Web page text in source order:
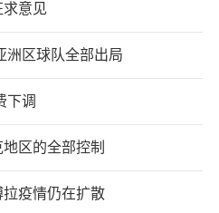
求意见
洲区球队全部出局
下调
区的全部控制
疫情仍在扩散